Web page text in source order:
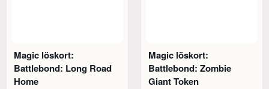
Magic löskort:
Battlebond: Long Road
Home
Magic löskort:
Battlebond: Zombie
Giant Token